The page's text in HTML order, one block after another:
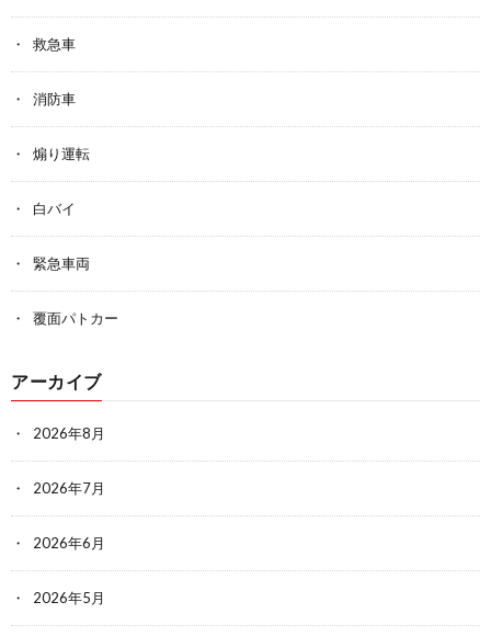
救急車
消防車
煽り運転
白バイ
緊急車両
覆面パトカー
アーカイブ
2026年8月
2026年7月
2026年6月
2026年5月